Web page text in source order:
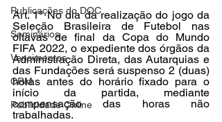
Publicações do DOC
Seminários
Vencimentos
CRM
Publicidade Online
Art. 1º No dia da realização do jogo da
Seleção Brasileira de Futebol nas
oitavas de final da Copa do Mundo
FIFA 2022, o expediente dos órgãos da
Administração Direta, das Autarquias e
das Fundações será suspenso 2 (duas)
horas antes do horário fixado para o
início da partida, mediante
compensação das horas não
trabalhadas.